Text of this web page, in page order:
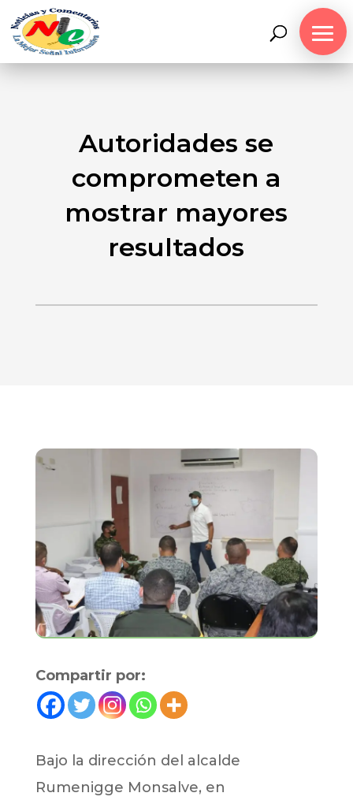
Autoridades se
comprometen a
mostrar mayores
resultados
Compartir por:
Bajo la dirección del alcalde
Rumenigge Monsalve, en